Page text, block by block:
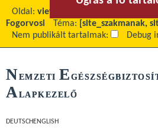
Oldal: view
Fogorvosi
Téma:
[site_szakmanak,
Nem publikált tartalmak:
Debug
NEMZETI E
ALAPKEZELŐ
DEUTSCH ENGLISH